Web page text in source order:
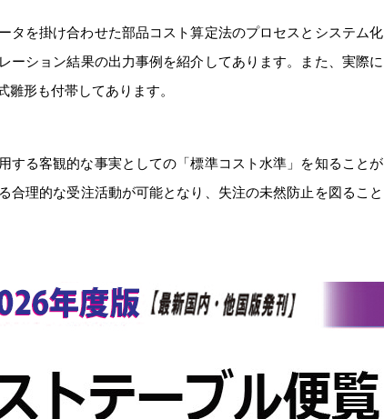
タを掛け合わせた部品コスト算定法のプロセスとシステム化
ーション結果の出力事例を紹介してあります。また、実際に
形も付帯してあります。
する客観的な事実としての「標準コスト水準」を知ることが
合理的な受注活動が可能となり、失注の未然防止を図ること